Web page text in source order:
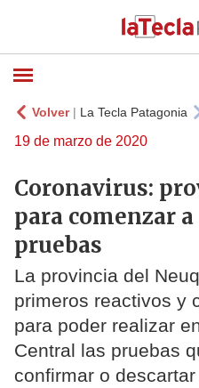
Volver| La Tecla Patagonia
19 de marzo de 2020
Coronavirus:
para comenzar
pruebas
La provincia del
primeros reactivos y
para poder realizar
Central las pruebas
confirmar o